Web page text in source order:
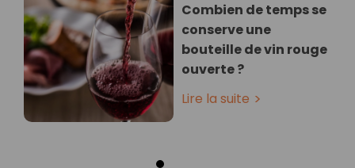
Combien de temps se
conserve une
bouteille de vin rouge
ouverte ?
Lire la suite